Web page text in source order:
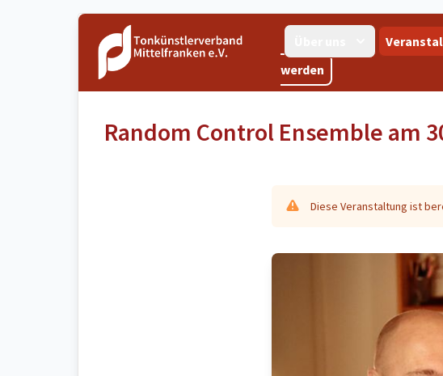
werden
Random Control Ensemble am
Diese Veranstaltung ist